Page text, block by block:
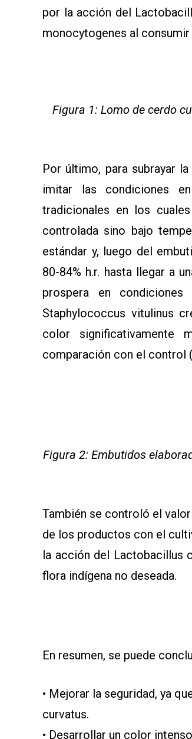
por la acción del
monocytogenes al
Figura 1: Lomo de cerdo
Por último, para subrayar
imitar las condiciones
tradicionales en los
controlada sino bajo
estándar y, luego del
80-84% h.r. hasta llegar a
prospera en
Staphylococcus vitulinus
color significativamente
comparación con el control
Figura 2: Embutidos
También se controló el
de los productos con el
la acción del Lactobacillus
flora indígena no deseada.
En resumen, se puede
• Mejorar la seguridad, ya
curvatus.
• Desarrollar un color